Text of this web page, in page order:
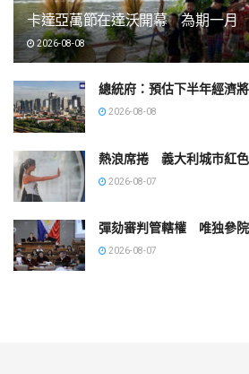
卡達亞萬節在達沃開幕 為期一月
2026-08-08
總統府：預估下半年經濟
2026-08-08
熱浪席捲 義大利城市紅
2026-08-07
彈劾審判管轄權 唯独參
2026-08-07